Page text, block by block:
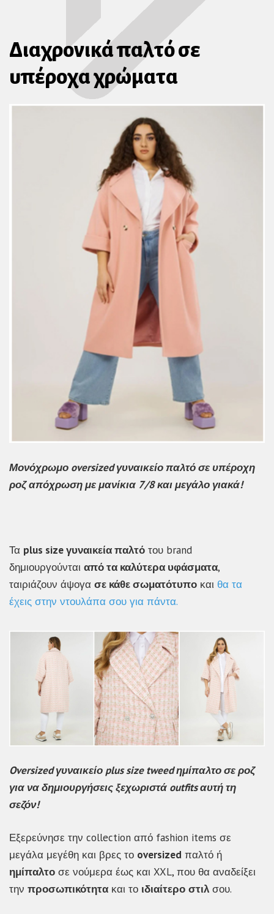
Διαχρονικά παλτό σε
υπέροχα χρώματα
Μονόχρωμο oversized γυναικείο παλτό σε υπέροχη
ροζ απόχρωση με μανίκια 7/8 και μεγάλο γιακά!
Τα plus size γυναικεία παλτό του brand
δημιουργούνται από τα καλύτερα υφάσματα,
ταιριάζουν άψογα σε κάθε σωματότυπο και θα τα
έχεις στην ντουλάπα σου για πάντα.
Oversized γυναικείο plus size tweed ημίπαλτο σε ροζ
για να δημιουργήσεις ξεχωριστά outfits αυτή τη
σεζόν!
Εξερεύνησε την collection από fashion items σε
μεγάλα μεγέθη και βρες το oversized παλτό ή
ημίπαλτο σε νούμερα έως και XXL, που θα αναδείξει
την προσωπικότητα και το ιδιαίτερο στιλ σου.